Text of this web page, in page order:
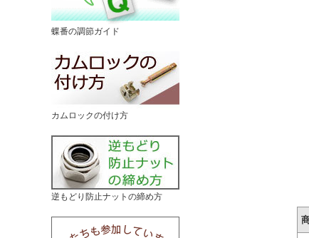
蝶番の調節ガイド
カムロックの付け方
逆もどり防止ナットの締め方